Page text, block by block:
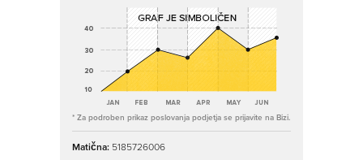
* Za podroben prikaz poslovanja podjetja se prijavite na Bizi.
Matična: 5185726006